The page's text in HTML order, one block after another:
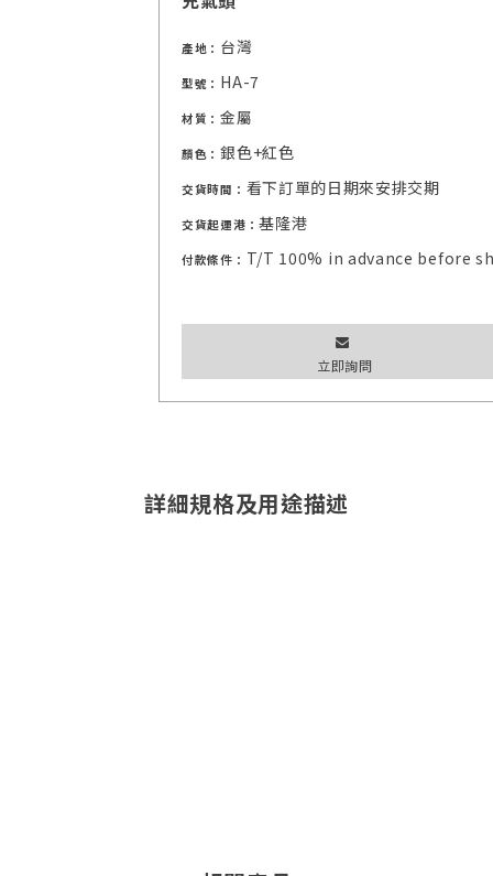
產地： 台灣
型號： HA-7
材質：金屬
顏色：銀色+紅色
交貨時間： 看下訂單的日期來安排交期
交貨起運港：基隆港
付款條件： T/T 100% in advance before
立即詢問
詳細規格及用途描述